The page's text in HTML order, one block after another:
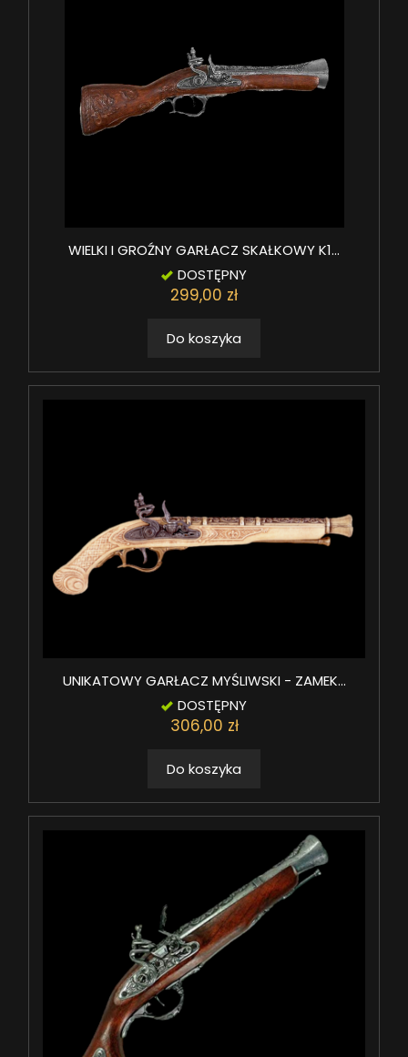
WIELKI I GROŹNY GARŁACZ SKAŁKOWY K1...
DOSTĘPNY
299,00 zł
Do koszyka
UNIKATOWY GARŁACZ MYŚLIWSKI - ZAMEK...
DOSTĘPNY
306,00 zł
Do koszyka